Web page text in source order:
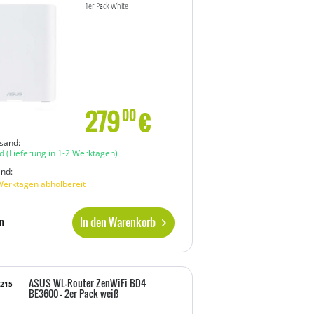
1er Pack White
27900€
(Lieferung in 1-2 Werktagen)
abholbereit
In den Warenkorb
ASUS WL-Router ZenWiFi BD4
BE3600 - 2er Pack weiß